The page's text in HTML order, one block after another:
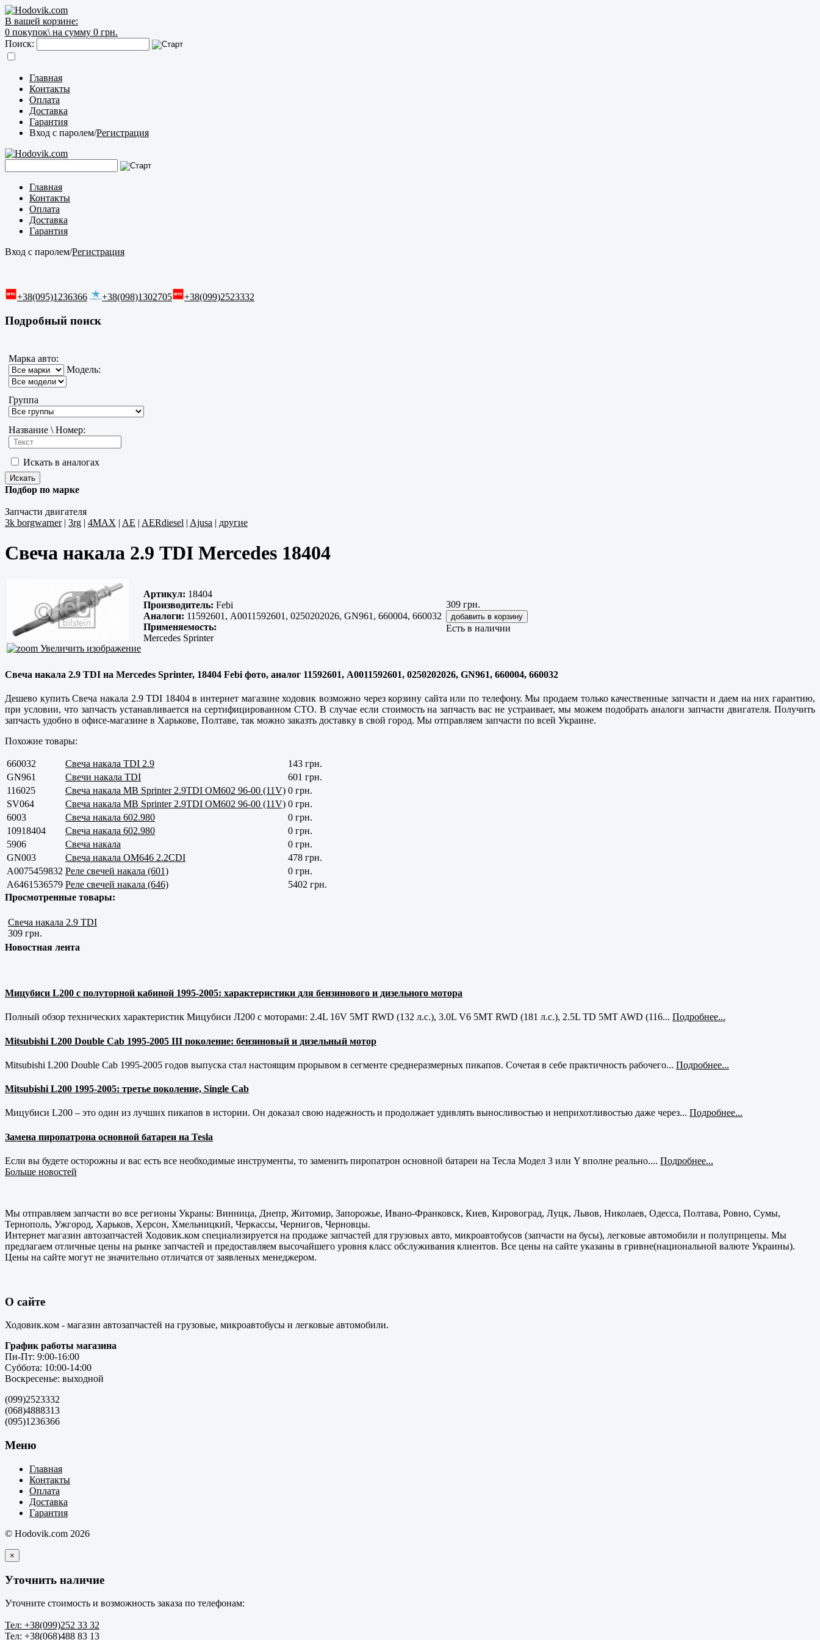
В вашей корзине:
0 покупок\ на сумму 0 грн.
Поиск:
Главная
Контакты
Оплата
Доставка
Гарантия
Вход с паролем/Регистрация
Главная
Контакты
Оплата
Доставка
Гарантия
Вход с паролем/Регистрация
+38(095)1236366 +38(098)1302705 +38(099)2523332
Подробный поиск
Марка авто:
Модель:
Группа
Название \ Номер:
Искать в аналогах
Подбор по марке
Запчасти двигателя
3k borgwarner| 3rg | 4MAX | AE | AERdiesel | Ajusa | другие
Свеча накала 2.9 TDI Mercedes 18404
Увеличить изображение
Артикул: 18404
Производитель: Febi
Аналоги: 11592601, A0011592601, 0250202026, GN961, 660004, 660032
Применяемость:
Mercedes Sprinter
309 грн.
Есть в наличии
Свеча накала 2.9 TDI на Mercedes Sprinter, 18404 Febi фото, аналог 11592601, A0011592601, 0250202026, GN961, 660004, 660032
Дешево купить Свеча накала 2.9 TDI 18404 в интернет магазине ходовик возможно через корзину сайта или по телефону. Мы продаем только качественные запчасти и даем на них гарантию,
при условии, что запчасть устанавливается на сертифицированном СТО. В случае если стоимость на запчасть вас не устраивает, мы можем подобрать аналоги запчасти двигателя. Получить
запчасть удобно в офисе-магазине в Харькове, Полтаве, так можно заказть доставку в свой город. Мы отправляем запчасти по всей Украине.
Похожие товары:
660032 Свеча накала TDI 2.9
143 грн.
GN961
Свечи накала TDI
601 грн.
116025
Свеча накала MB Sprinter 2.9TDI OM602 96-00 (11V) 0 грн.
SV064
Свеча накала MB Sprinter 2.9TDI OM602 96-00 (11V) 0 грн.
6003
Свеча накала 602.980
0 грн.
10918404
Свеча накала 602.980
0 грн.
5906
Свеча накала
0 грн.
GN003
Свеча накала OM646 2.2CDI
478 грн.
A0075459832 Реле свечей накала (601)
0 грн.
A6461536579 Реле свечей накала (646)
5402 грн.
Просмотренные товары:
Свеча накала 2.9 TDI
309 грн.
Новостная лента
Мицубиси L200 с полуторной кабиной 1995-2005: характеристики для бензинового и дизельного мотора
Полный обзор технических характеристик Мицубиси Л200 с моторами: 2.4L 16V 5MT RWD (132 л.с.), 3.0L V6 5MT RWD (181 л.с.), 2.5L TD 5MT AWD (116... Подробнее...
Mitsubishi L200 Double Cab 1995-2005 III поколение: бензиновый и дизельный мотор
Mitsubishi L200 Double Cab 1995-2005 годов выпуска стал настоящим прорывом в сегменте среднеразмерных пикапов. Сочетая в себе практичность рабочего... Подробнее...
Mitsubishi L200 1995-2005: третье поколение, Single Cab
Мицубиси L200 – это один из лучших пикапов в истории. Он доказал свою надежность и продолжает удивлять выносливостью и неприхотливостью даже через... Подробнее...
Замена пиропатрона основной батареи на Tesla
Если вы будете осторожны и вас есть все необходимые инструменты, то заменить пиропатрон основной батареи на Тесла Модел 3 или Y вполне реально.... Подробнее...
Больше новостей
Мы отправляем запчасти во все регионы Украны: Винница, Днепр, Житомир, Запорожье, Ивано-Франковск, Киев, Кировоград, Луцк, Львов, Николаев, Одесса, Полтава, Ровно, Сумы,
Тернополь, Ужгород, Харьков, Херсон, Хмельницкий, Черкассы, Чернигов, Черновцы.
Интернет магазин автозапчастей Ходовик.ком специализируется на продаже запчастей для грузовых авто, микроавтобусов (запчасти на бусы), легковые автомобили и полуприцепы. Мы
предлагаем отличные цены на рынке запчастей и предоставляем высочайшего уровня класс обслуживания клиентов. Все цены на сайте указаны в гривне(национальной валюте Украины).
Цены на сайте могут не значительно отличатся от заявленых менеджером.
О сайте
Ходовик.ком - магазин автозапчастей на грузовые, микроавтобусы и легковые автомобили.
График работы магазина
Пн-Пт: 9:00-16:00
Суббота: 10:00-14:00
Воскресенье: выходной
(099)2523332
(068)4888313
(095)1236366
Меню
Главная
Контакты
Оплата
Доставка
Гарантия
© Hodovik.com 2026
×
Уточнить наличие
Уточните стоимость и возможность заказа по телефонам:
Тел: +38(099)252 33 32
Тел: +38(068)488 83 13